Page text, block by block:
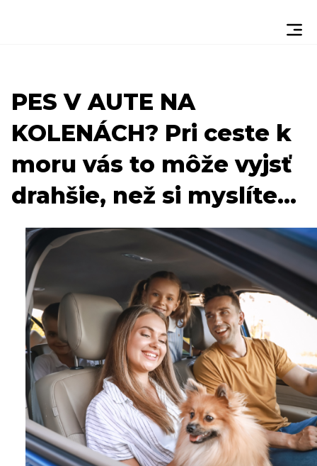
PES V AUTE NA
KOLENÁCH? Pri ceste k
moru vás to môže vyjsť
drahšie, než si myslíte...